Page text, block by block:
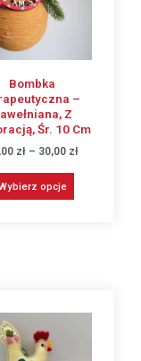
Bombka
–
Z
Śr. 10 Cm
zł – 30,00 zł
opcje